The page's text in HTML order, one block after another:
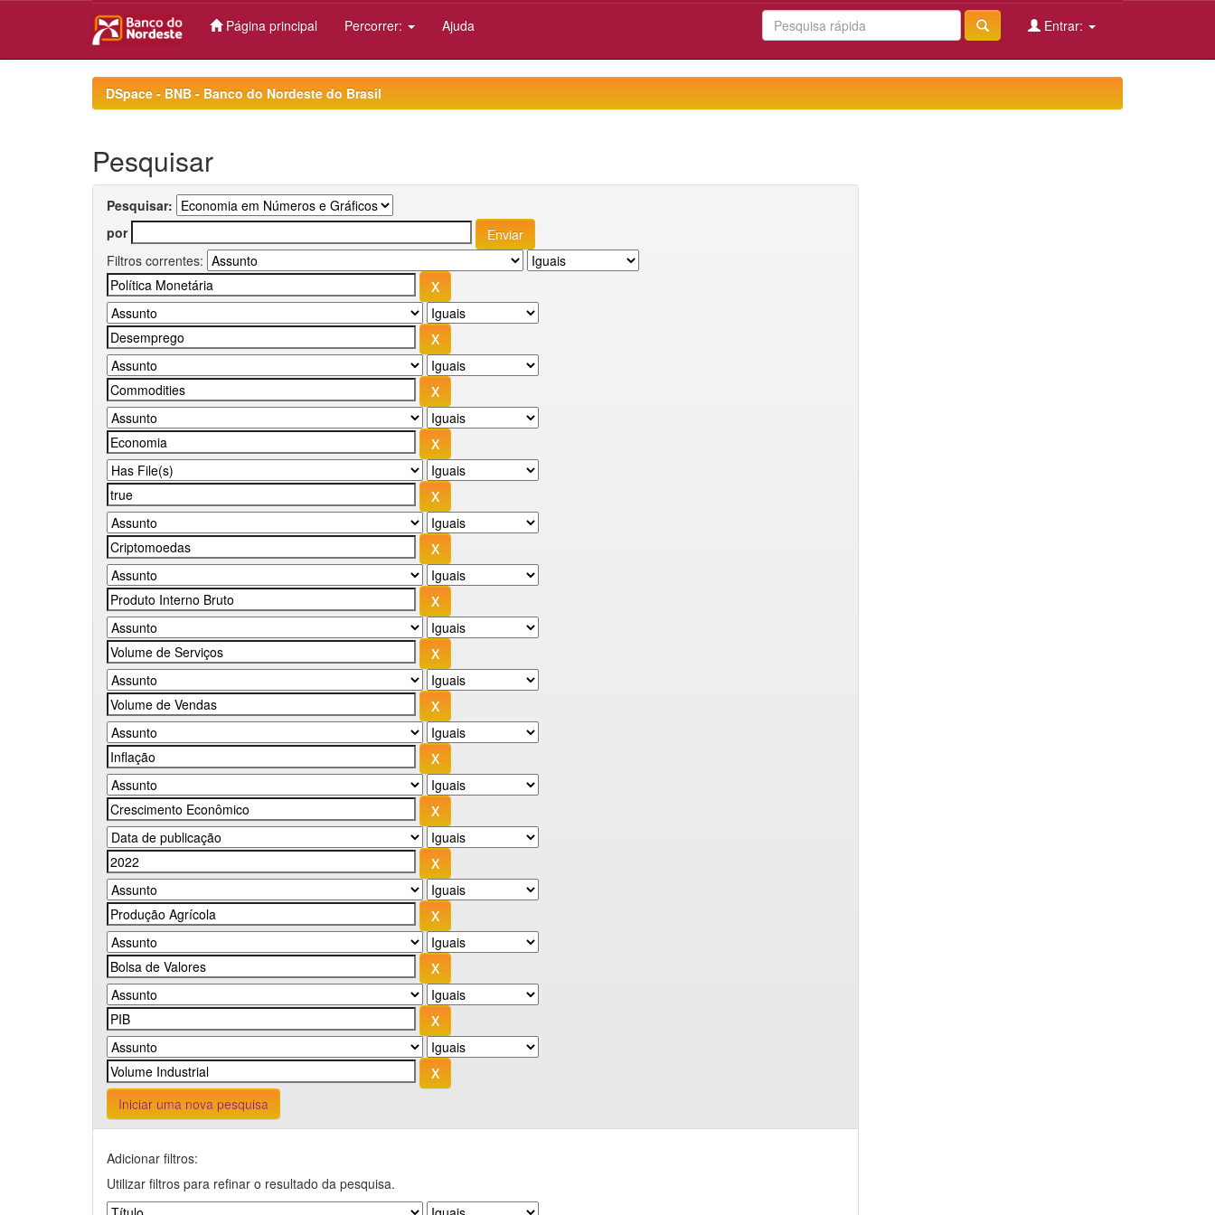
Página principal Percorrer: Ajuda Entrar:
DSpace - BNB - Banco do Nordeste do Brasil
Pesquisar
Pesquisar:
por
Filtros correntes:
Iniciar uma nova pesquisa
Adicionar filtros:
Utilizar filtros para refinar o resultado da pesquisa.